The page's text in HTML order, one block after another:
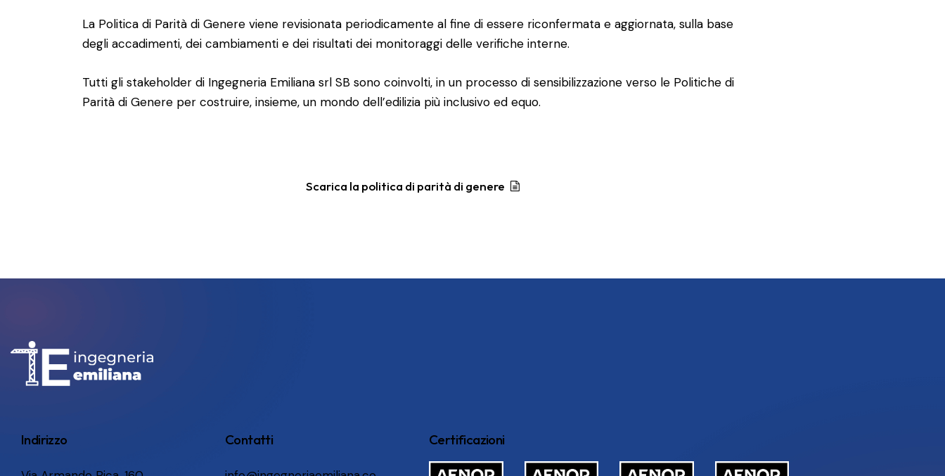
La Politica di Parità di Genere viene revisionata periodicamente al fine di essere riconfermata e aggiornata, sulla base
degli accadimenti, dei cambiamenti e dei risultati dei monitoraggi delle verifiche interne.
Tutti gli stakeholder di Ingegneria Emiliana srl SB sono coinvolti, in un processo di sensibilizzazione verso le Politiche di
Parità di Genere per costruire, insieme, un mondo dell’edilizia più inclusivo ed equo.
Scarica la politica di parità di genere
Indirizzo Contatti Certificazioni